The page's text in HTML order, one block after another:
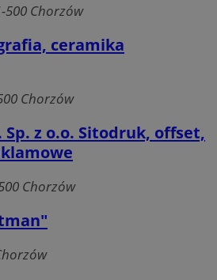
500 Chorzów
ceramika
Chorzów
z o.o. Sitodruk, offset,
Chorzów
cookie umożliwiają korzystanie z podstawowych
takich jak logowanie użytkownika i zarządzanie